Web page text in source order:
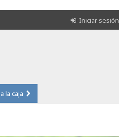
Iniciar sesión
la caja